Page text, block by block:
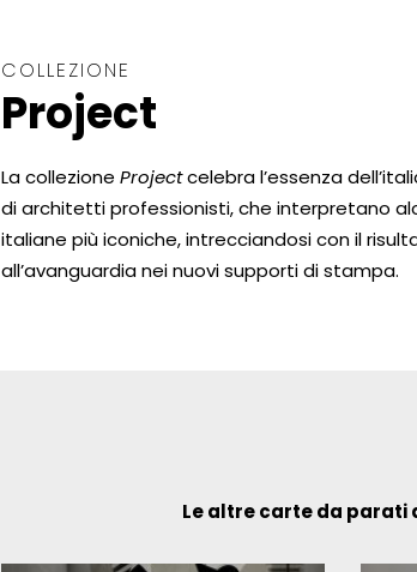
COLLEZIONE
Project
La collezione Projectcelebra l’essenza
di architetti professionisti, che interpretano
italiane più iconiche, intrecciandosi con il
all’avanguardia nei nuovi supporti di stampa.
Le altre carte da parati